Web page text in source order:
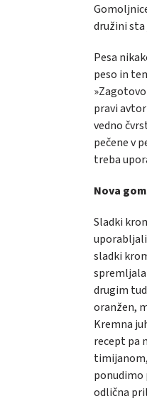
družini sta
Pesa
peso in
pravi
vedno
pečene v
treba
Nova
Sladki
sladki
drugim
oranžen,
Kremna
recept pa
ponudimo
odlična